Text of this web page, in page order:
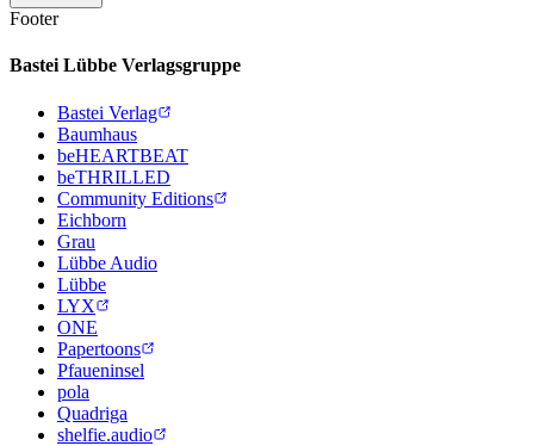
Footer
Bastei Lübbe Verlagsgruppe
Bastei Verlag
Baumhaus
beHEARTBEAT
beTHRILLED
Community Editions
Eichborn
Grau
Lübbe Audio
Lübbe
LYX
ONE
Papertoons
Pfaueninsel
pola
Quadriga
shelfie.audio